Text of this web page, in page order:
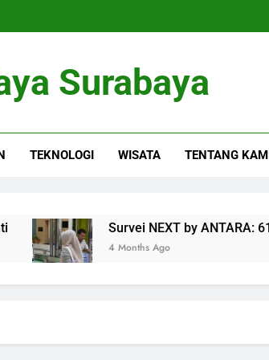
Surabaya
TEKNOLOGI WISATA TENTANG
Survei NEXT by ANTARA: 61,2
4 Months Ago